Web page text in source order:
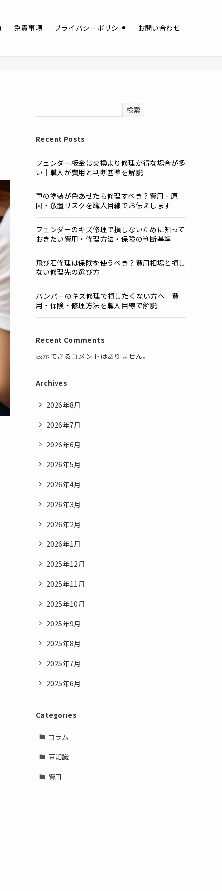
免責事項 プライバシーポリシー お問い合わせ
検索
Recent Posts
フェンダー板金は交換より修理が得な場合が多
い｜職人が費用と判断基準を解説
車の塗装が色あせたら修理すべき？費用・原
因・放置リスクを職人目線でお伝えします
フェンダーのキズ修理で損しないために知って
おきたい費用・修理方法・保険の判断基準
飛び石修理は保険を使うべき？費用相場と損し
ない修理先の選び方
バンパーのキズ修理で損したくない方へ｜費
用・保険・修理方法を職人目線で解説
Recent Comments
表示できるコメントはありません。
Archives
2026年8月
2026年7月
2026年6月
2026年5月
2026年4月
2026年3月
2026年2月
2026年1月
2025年12月
2025年11月
2025年10月
2025年9月
2025年8月
2025年7月
2025年6月
Categories
コラム
豆知識
費用